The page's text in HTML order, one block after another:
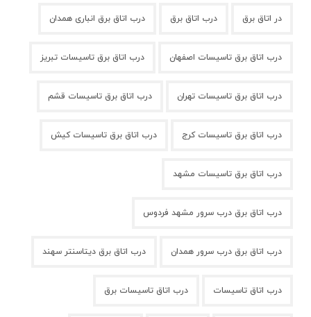
در اتاق برق درب اتاق برق درب اتاق برق انباری همدان
درب اتاق برق تاسیسات اصفهان درب اتاق برق تاسیسات تبریز
درب اتاق برق تاسیسات تهران درب اتاق برق تاسیسات قشم
درب اتاق برق تاسیسات کرج درب اتاق برق تاسیسات کیش
درب اتاق برق تاسیسات مشهد
درب اتاق برق درب سرور مشهد فردوس
درب اتاق برق درب سرور همدان درب اتاق برق دیتاسنتر سهند
درب اتاق تاسیسات درب اتاق تاسیسات برق